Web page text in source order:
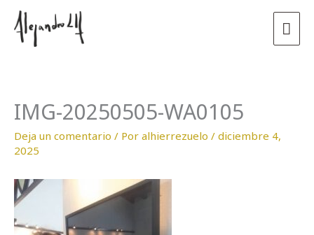
contenido
IMG-20250505-WA0105
Deja un comentario / Por alhierrezuelo / diciembre 4,
2025